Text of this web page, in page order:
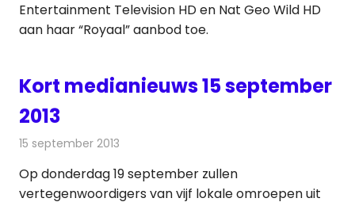
Entertainment Television HD en Nat Geo Wild HD
aan haar “Royaal” aanbod toe.
Kort medianieuws 15 september
2013
15 september 2013
Op donderdag 19 september zullen
vertegenwoordigers van vijf lokale omroepen uit